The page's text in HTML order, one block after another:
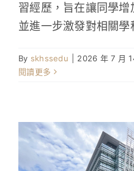
習經歷，旨在讓同學增
並進一步激發對相關學
By skhssedu 2026 年 7 月
閱讀更多